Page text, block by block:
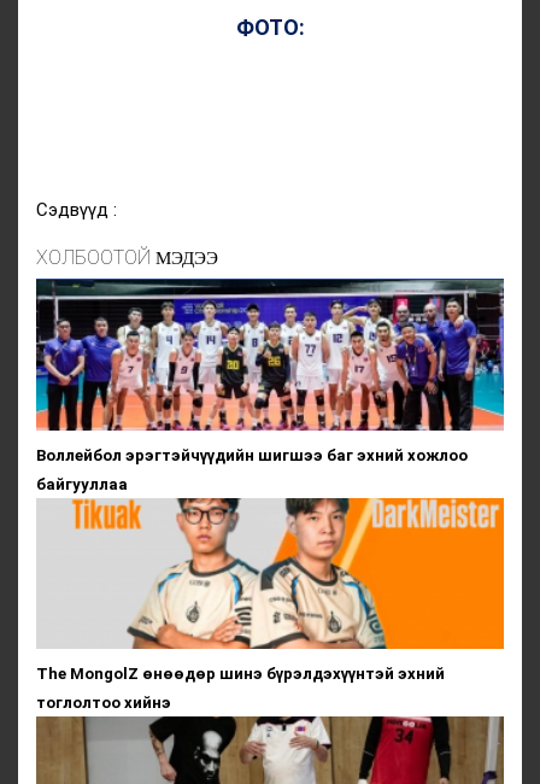
ФОТО:
Сэдвүүд :
ХОЛБООТОЙ МЭДЭЭ
Воллейбол эрэгтэйчүүдийн шигшээ баг эхний хожлоо
байгууллаа
The MongolZ өнөөдөр шинэ бүрэлдэхүүнтэй эхний
тоглолтоо хийнэ